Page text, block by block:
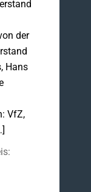
der
Hans
VfZ,